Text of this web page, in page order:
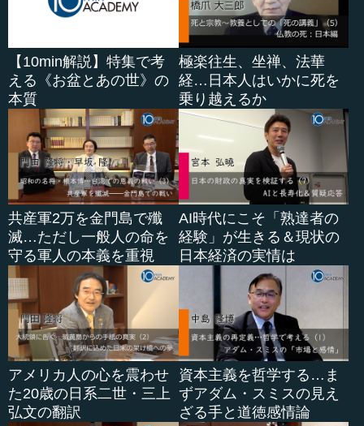
【10min解説】特集で考
える《お盆とあの世》の
本質
極楽往生、坐禅、法華
経…日本人はいかに死を
乗り越えるか
共産軍2万を金門島で殲
滅…ただし一般人の命を
守る軍人の本義を重視
AI時代にこそ「熟達者の
経験」が生きる＆現状の
日本経済の実情は
アメリカ人の心を震わせ
た20歳の日系二世・三上
弘文の翻訳
資本主義を哲学する…ま
ずアダム・スミスの見え
ざる手と道徳感情論